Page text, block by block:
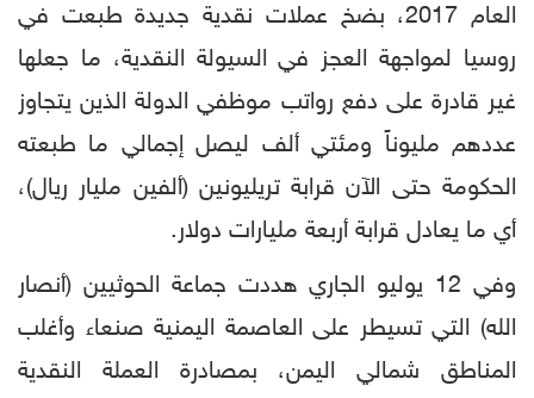
العام 2017، بضخ عملات نقدية جديدة طبعت في
روسيا لمواجهة العجز في السيولة النقدية، ما جعلها
غير قادرة على دفع رواتب موظفي الدولة الذين يتجاوز
عددهم مليوناً ومئتي ألف ليصل إجمالي ما طبعته
الحكومة حتى الآن قرابة تريليونين (ألفين مليار ريال)،
أي ما يعادل قرابة أربعة مليارات دولار.
وفي 12 يوليو الجاري هددت جماعة الحوثيين (أنصار
الله) التي تسيطر على العاصمة اليمنية صنعاء وأغلب
المناطق شمالي اليمن، بمصادرة العملة النقدية